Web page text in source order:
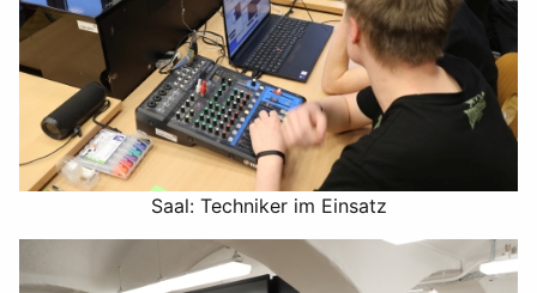
Saal: Techniker im Einsatz